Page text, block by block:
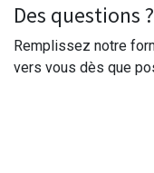
Des questions
Remplissez notre
vers vous dès que